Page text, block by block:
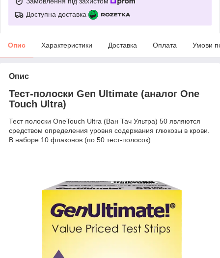
Доступна доставка
Опис Характеристики Доставка Оплата Умови
Опис
Тест-полоски Gen Ultimate (аналог One
Touch Ultra)
Тест полоски OneTouch Ultra (Ван Тач Ультра) 50 являются
средством определения уровня содержания глюкозы в крови.
В наборе 10 флаконов (по 50 тест-полосок).